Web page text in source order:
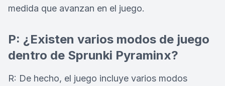
medida que avanzan en el juego.
P: ¿Existen varios modos de juego
dentro de Sprunki Pyraminx?
R: De hecho, el juego incluye varios modos